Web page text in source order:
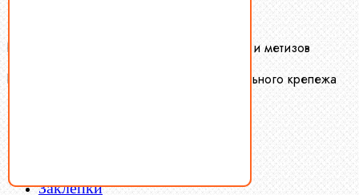
Крепеж-Маркет оптовая продажа крепежа и метизов
Производство и оптовая продажа специального крепежа
Заклепки